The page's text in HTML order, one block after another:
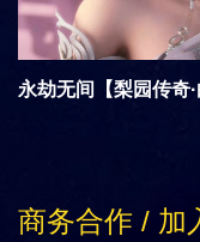
永劫无间【梨园传奇·
商务合作 / 加